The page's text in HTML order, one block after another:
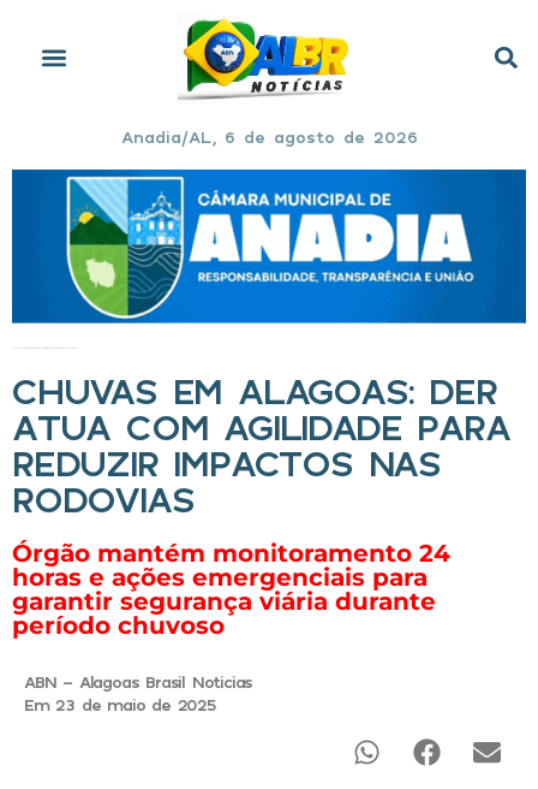
Anadia/AL, 6 de agosto de 2026
CHUVAS EM ALAGOAS: DER
ATUA COM AGILIDADE PARA
REDUZIR IMPACTOS NAS
RODOVIAS
Órgão mantém monitoramento 24
horas e ações emergenciais para
garantir segurança viária durante
período chuvoso
ABN - Alagoas Brasil Noticias
Em 23 de maio de 2025